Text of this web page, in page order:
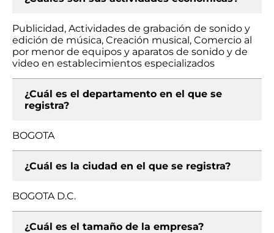
Publicidad, Actividades de grabación de sonido y
edición de música, Creación musical, Comercio al
por menor de equipos y aparatos de sonido y de
video en establecimientos especializados
¿Cuál es el departamento en el que se
registra?
BOGOTA
¿Cuál es la ciudad en el que se registra?
BOGOTA D.C.
¿Cuál es el tamaño de la empresa?